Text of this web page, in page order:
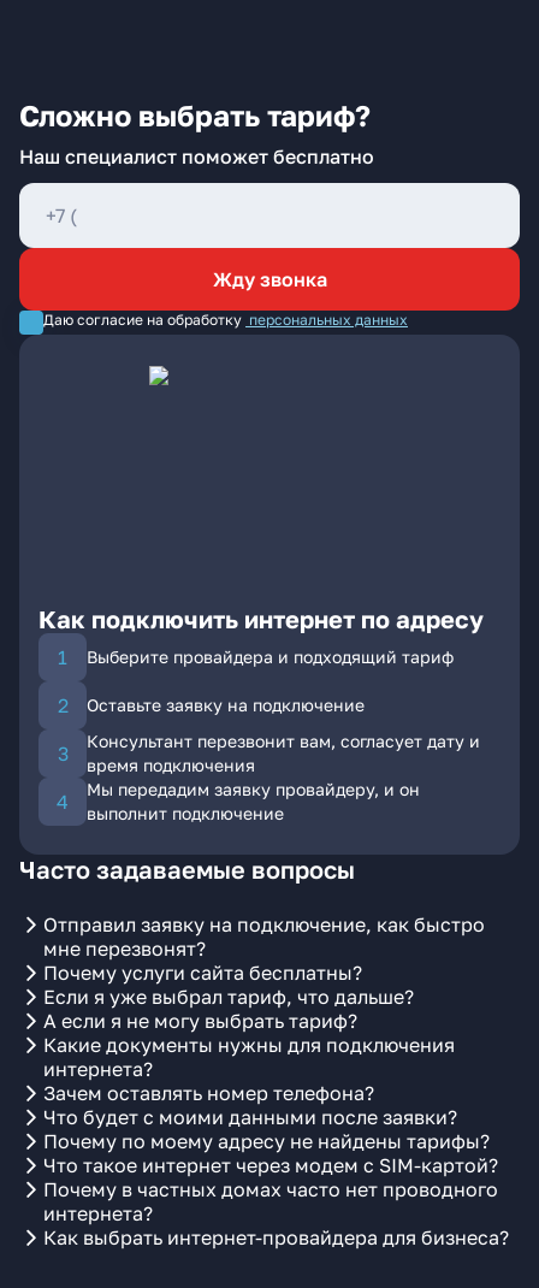
Сложно выбрать тариф?
Наш специалист поможет бесплатно
Жду звонка
Даю согласие на обработку персональных данных
Как подключить интернет по адресу
Выберите провайдера и подходящий тариф
Оставьте заявку на подключение
Консультант перезвонит вам, согласует дату и
время подключения
Мы передадим заявку провайдеру, и он
выполнит подключение
Часто задаваемые вопросы
Отправил заявку на подключение, как быстро
мне перезвонят?
Почему услуги сайта бесплатны?
Если я уже выбрал тариф, что дальше?
А если я не могу выбрать тариф?
Какие документы нужны для подключения
интернета?
Зачем оставлять номер телефона?
Что будет с моими данными после заявки?
Почему по моему адресу не найдены тарифы?
Что такое интернет через модем с SIM-картой?
Почему в частных домах часто нет проводного
интернета?
Как выбрать интернет-провайдера для бизнеса?